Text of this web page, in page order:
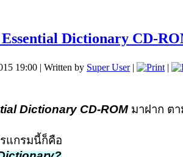
Dictionary CD-
19:00 | Written by Super User| |
Dictionary CD-ROM มาฝาก ต
แกรมนี้ก็คือ